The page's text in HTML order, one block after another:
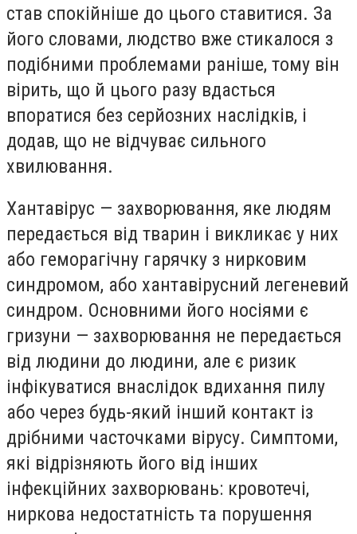
став спокійніше до цього ставитися. За
його словами, людство вже стикалося з
подібними проблемами раніше, тому він
вірить, що й цього разу вдасться
впоратися без серйозних наслідків, і
додав, що не відчуває сильного
хвилювання.
Хантавірус — захворювання, яке людям
передається від тварин і викликає у них
або геморагічну гарячку з нирковим
синдромом, або хантавірусний легеневий
синдром. Основними його носіями є
гризуни — захворювання не передається
від людини до людини, але є ризик
інфікуватися внаслідок вдихання пилу
або через будь-який інший контакт із
дрібними часточками вірусу. Симптоми,
які відрізняють його від інших
інфекційних захворювань: кровотечі,
ниркова недостатність та порушення